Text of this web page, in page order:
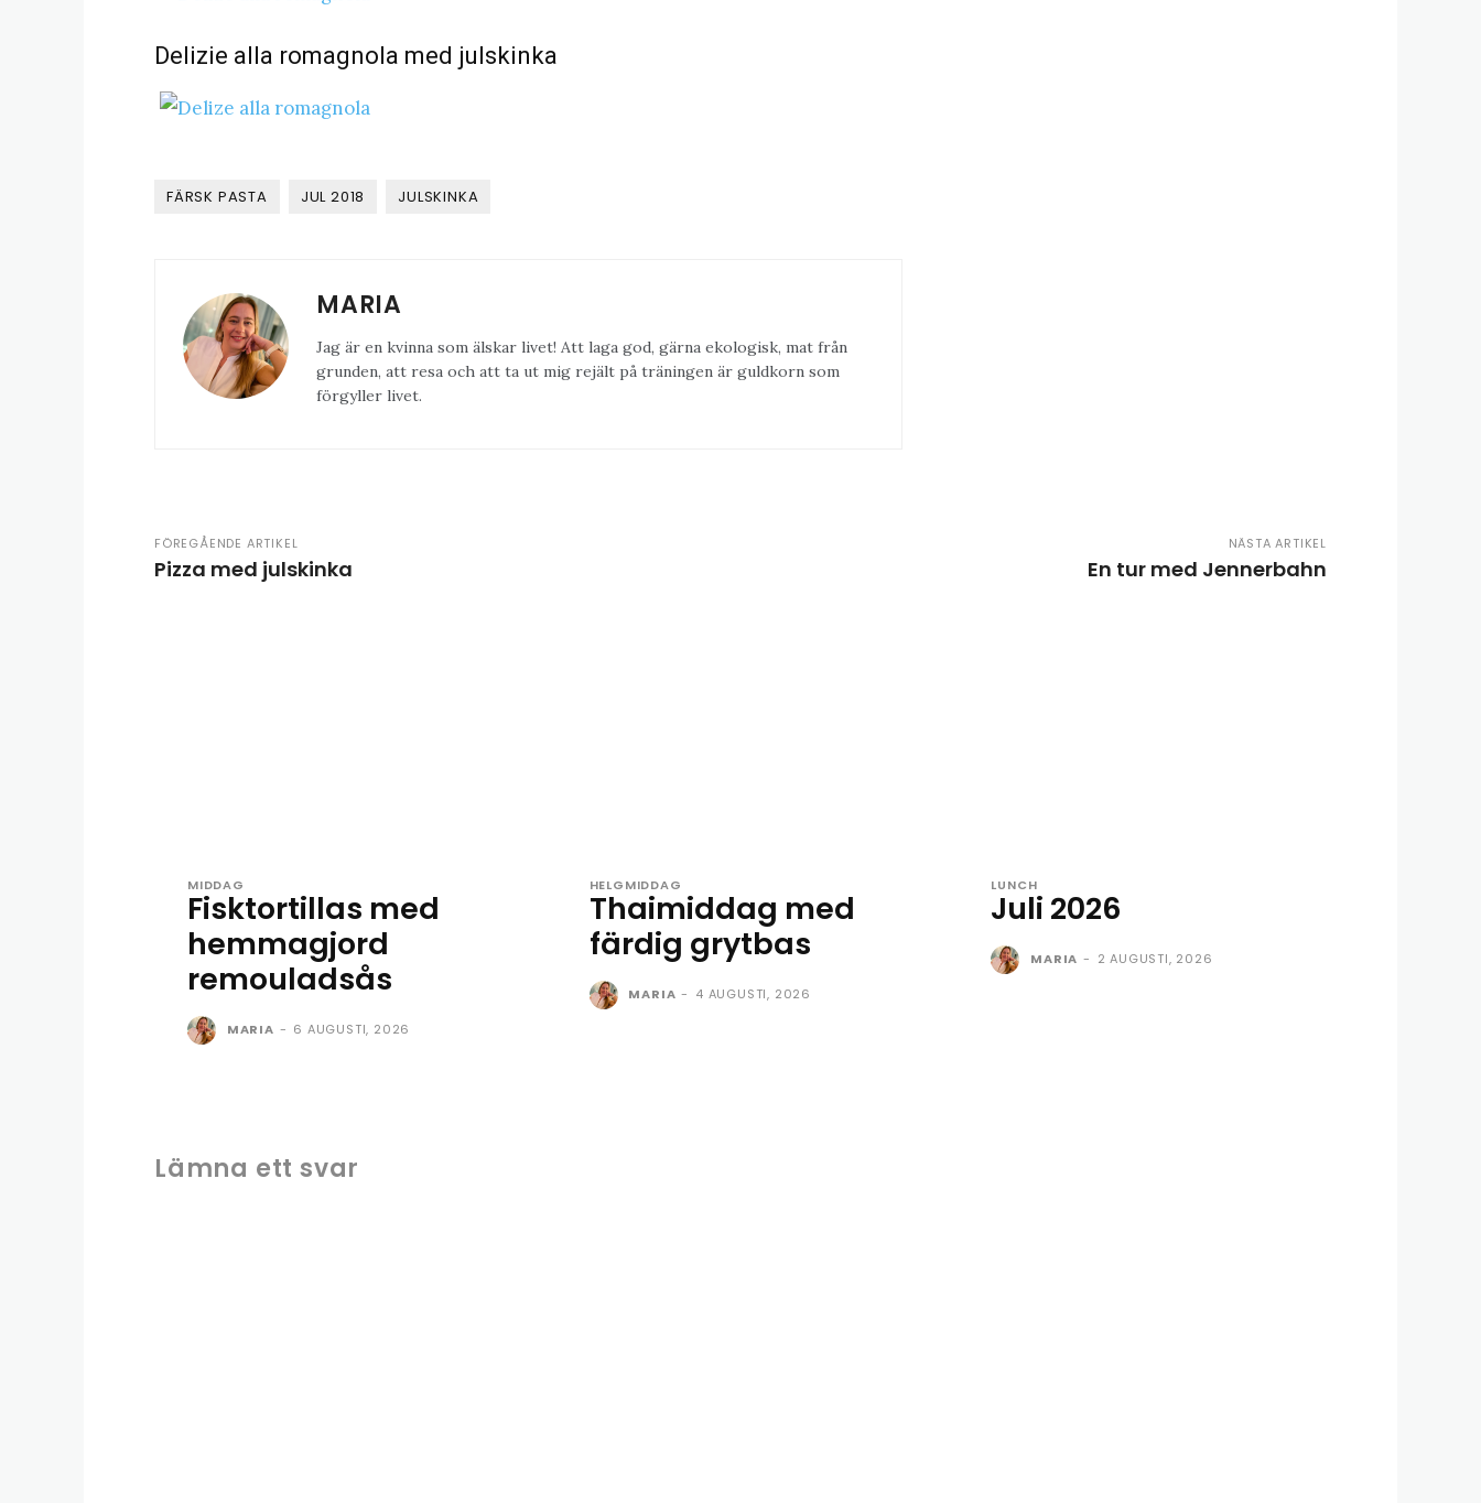
Delizie alla romagnola med julskinka
FÄRSK PASTA JUL 2018 JULSKINKA
MARIA
Jag är en kvinna som älskar livet! Att laga god, gärna ekologisk, mat från
grunden, att resa och att ta ut mig rejält på träningen är guldkorn som
förgyller livet.
FÖREGÅENDE ARTIKEL
Pizza med julskinka
NÄSTA ARTIKEL
En tur med Jennerbahn
MIDDAG
Fisktortillas med
hemmagjord
remouladsås
MARIA - 6 AUGUSTI, 2026
HELGMIDDAG
Thaimiddag med
färdig grytbas
MARIA - 4 AUGUSTI, 2026
LUNCH
Juli 2026
MARIA - 2 AUGUSTI, 2026
Lämna ett svar